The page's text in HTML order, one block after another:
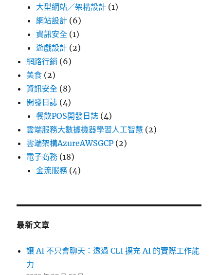
大型網站／架構設計 (1)
網站設計 (6)
資訊安全 (1)
遊戲設計 (2)
網路行銷 (6)
美食 (2)
資訊安全 (8)
開發日誌 (4)
餐飲POS開發日誌 (4)
雲端服務大數據機器學習人工智慧 (2)
雲端架構AzureAWSGCP (2)
電子商務 (18)
金流服務 (4)
最新文章
讓 AI 不只會聊天：透過 CLI 擴充 AI 的實際工作能
力